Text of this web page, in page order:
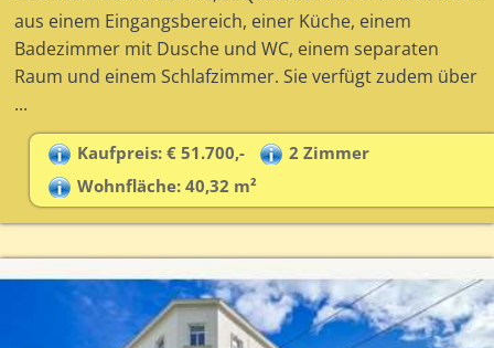
aus einem Eingangsbereich, einer Küche, einem
Badezimmer mit Dusche und WC, einem separaten
Raum und einem Schlafzimmer. Sie verfügt zudem über
...
Kaufpreis: € 51.700,-
2 Zimmer
Wohnfläche: 40,32 m²